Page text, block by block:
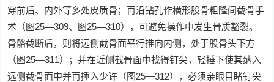
穿前后、内外等多处皮质骨；再沿钻孔作横形股骨粗隆间截骨手
术（图25—309、图25—310），可避免操作中发生骨质豁裂。
骨骼截断后，则将远侧截骨面平行推向内侧，处于股骨头下方
（图25—311）；并在近侧截骨面中找得钉尖，轻捶下使其纳入
远侧截骨面中并再捶入少许（图25—312），必须亲眼目睹钉尖